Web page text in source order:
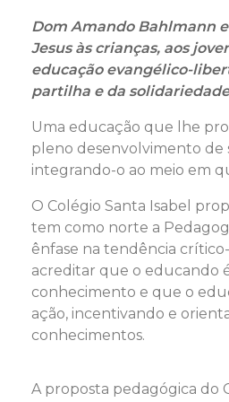
Dom Amando Bahlmann
Jesus às crianças, aos
educação evangélico-
partilha e da
Uma educação que lhe
pleno desenvolvimento de
integrando-o ao meio em
O Colégio Santa Isabel
tem como norte a
ênfase na tendência
acreditar que o educando
conhecimento e que o
ação, incentivando e
conhecimentos.
A proposta pedagógica do